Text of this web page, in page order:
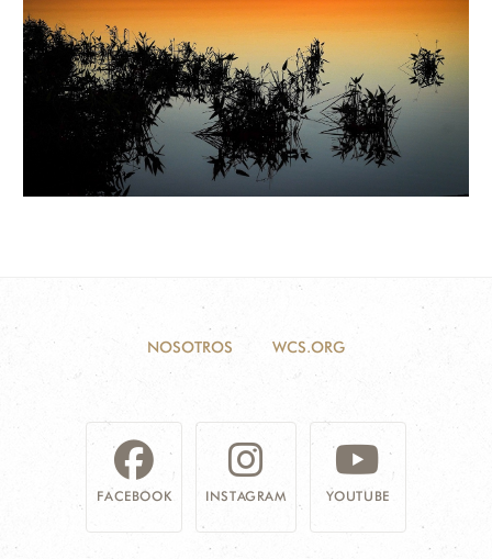
NOSOTROS WCS.ORG
FACEBOOK INSTAGRAM YOUTUBE